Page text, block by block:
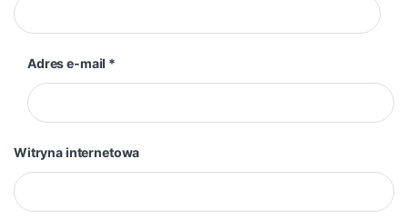
Adres e-mail *
Witryna internetowa